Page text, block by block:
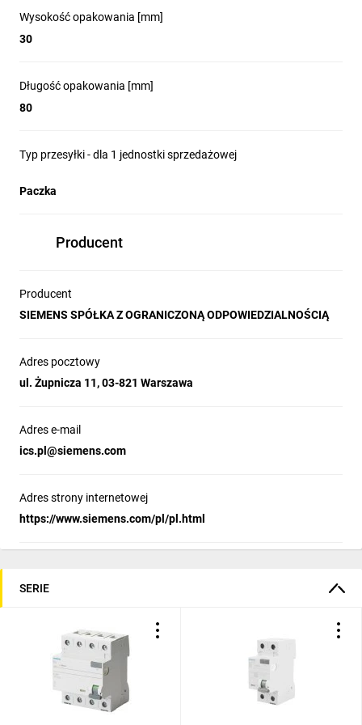
zwarciowa wyłącznika
różnicowoprądowego
podłączyć pod zacisk?
Jakie akcesoria można
wyłącznika?
Jaka jest zdolność
zwarciowa wyłącznika
różnicowoprądowego
Kompleksowa ochrona
Wysokość opakowania [mm]
30
Długość opakowania [mm]
80
Typ przesyłki - dla 1 jednostki sprzedażowej
Paczka
Producent
Producent
SIEMENS SPÓŁKA Z OGRANICZONĄ ODPOWIEDZIALNOŚCIĄ
Adres pocztowy
ul. Żupnicza 11, 03-821 Warszawa
Adres e-mail
ics.pl@siemens.com
Adres strony internetowej
https://www.siemens.com/pl/pl.html
SERIE